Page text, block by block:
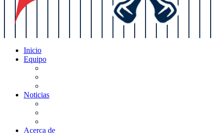
Inicio
Equipo
Noticias
Acerca de